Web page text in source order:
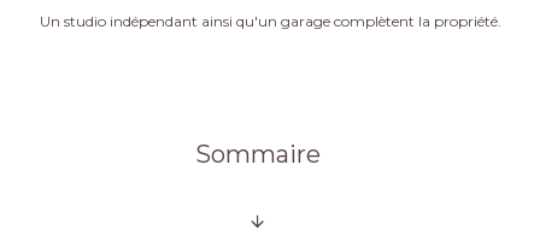
Un studio indépendant ainsi qu'un garage complètent la propriété.
Sommaire